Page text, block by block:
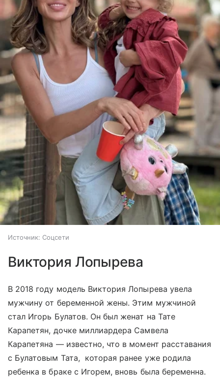
Источник: Соцсети
Виктория Лопырева
В 2018 году модель Виктория Лопырева увела
мужчину от беременной жены. Этим мужчиной
стал Игорь Булатов. Он был женат на Тате
Карапетян, дочке миллиардера Самвела
Карапетяна — известно, что в момент расставания
с Булатовым Тата, которая ранее уже родила
ребенка в браке с Игорем, вновь была беременна.